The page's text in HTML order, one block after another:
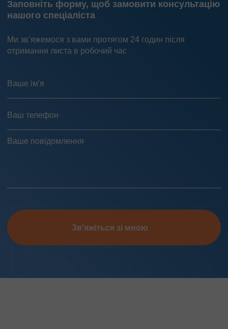
Заповніть форму, щоб замовити консультацію
нашого спеціаліста
Ми зв’яжемося з вами протягом 24 годин після
отримання листа в робочий час
Зв'яжіться зі мною